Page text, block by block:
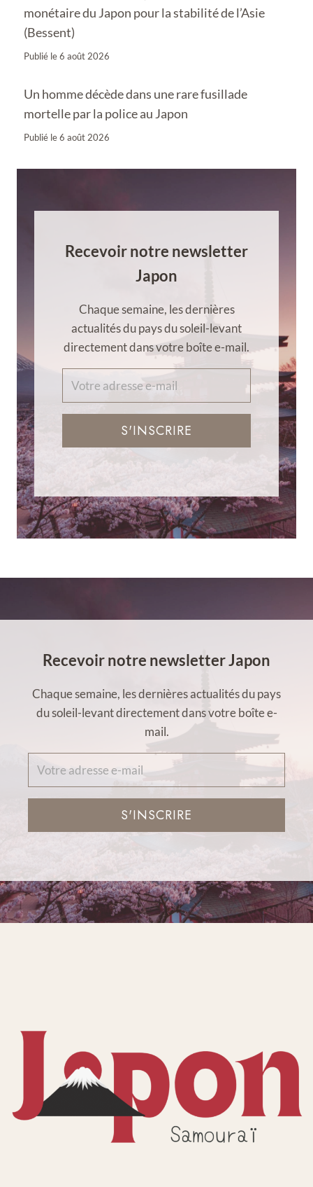
monétaire du Japon pour la stabilité de l’Asie
(Bessent)
Publié le6 août 2026
Un homme décède dans une rare fusillade
mortelle par la police au Japon
Publié le6 août 2026
Recevoir notre newsletter
Japon
Chaque semaine, les dernières
actualités du pays du soleil-levant
directement dans votre boîte e-mail.
S'INSCRIRE
Recevoir notre newsletter Japon
Chaque semaine, les dernières actualités du pays
du soleil-levant directement dans votre boîte e-
mail.
S'INSCRIRE